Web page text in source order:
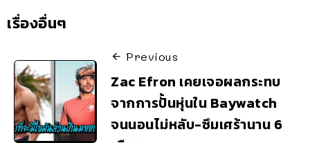
เรื่องอื่นๆ
Previous
Zac Efron เคยเจอผลกระทบ
จากการปั้นหุ่นใน Baywatch
จนนอนไม่หลับ-ซึมเศร้านาน 6